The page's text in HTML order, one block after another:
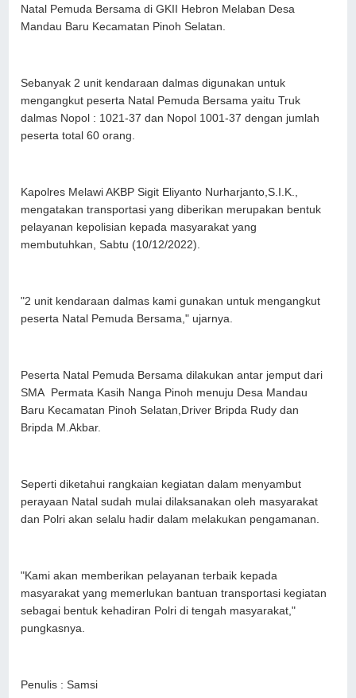
Natal Pemuda Bersama di GKII Hebron Melaban Desa
Mandau Baru Kecamatan Pinoh Selatan.
Sebanyak 2 unit kendaraan dalmas digunakan untuk
mengangkut peserta Natal Pemuda Bersama yaitu Truk
dalmas Nopol : 1021-37 dan Nopol 1001-37 dengan jumlah
peserta total 60 orang.
Kapolres Melawi AKBP Sigit Eliyanto Nurharjanto,S.I.K.,
mengatakan transportasi yang diberikan merupakan bentuk
pelayanan kepolisian kepada masyarakat yang
membutuhkan, Sabtu (10/12/2022).
"2 unit kendaraan dalmas kami gunakan untuk mengangkut
peserta Natal Pemuda Bersama," ujarnya.
Peserta Natal Pemuda Bersama dilakukan antar jemput dari
SMA Permata Kasih Nanga Pinoh menuju Desa Mandau
Baru Kecamatan Pinoh Selatan,Driver Bripda Rudy dan
Bripda M.Akbar.
Seperti diketahui rangkaian kegiatan dalam menyambut
perayaan Natal sudah mulai dilaksanakan oleh masyarakat
dan Polri akan selalu hadir dalam melakukan pengamanan.
"Kami akan memberikan pelayanan terbaik kepada
masyarakat yang memerlukan bantuan transportasi kegiatan
sebagai bentuk kehadiran Polri di tengah masyarakat,"
pungkasnya.
Penulis : Samsi